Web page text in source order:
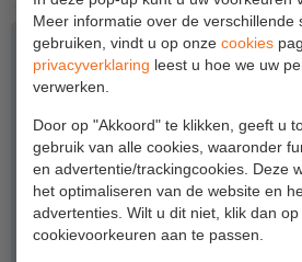
Meer informatie over de verschillende
gebruiken, vindt u op onze cookies
privacyverklaring leest u hoe we uw
verwerken.
Door op "Akkoord" te klikken, geeft u
gebruik van alle cookies, waaronder
en advertentie/trackingcookies. Deze
het optimaliseren van de website en
advertenties. Wilt u dit niet, klik dan
cookievoorkeuren aan te passen.
KEURING
Keuring en Inspectie
Steigers
Valbeveiliging
Reparatie en onderhoud